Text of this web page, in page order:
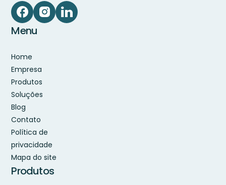
Menu
Home
Empresa
Produtos
Soluções
Blog
Contato
Política de
privacidade
Mapa do site
Produtos